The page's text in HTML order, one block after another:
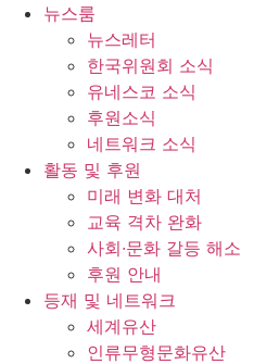
뉴스룸
뉴스레터
한국위원회 소식
유네스코 소식
후원소식
네트워크 소식
활동 및 후원
미래 변화 대처
교육 격차 완화
사회∙문화 갈등 해소
후원 안내
등재 및 네트워크
세계유산
인류무형문화유산